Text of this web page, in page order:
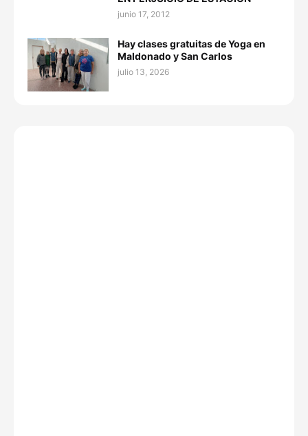
junio 17, 2012
Hay clases gratuitas de Yoga en
Maldonado y San Carlos
julio 13, 2026